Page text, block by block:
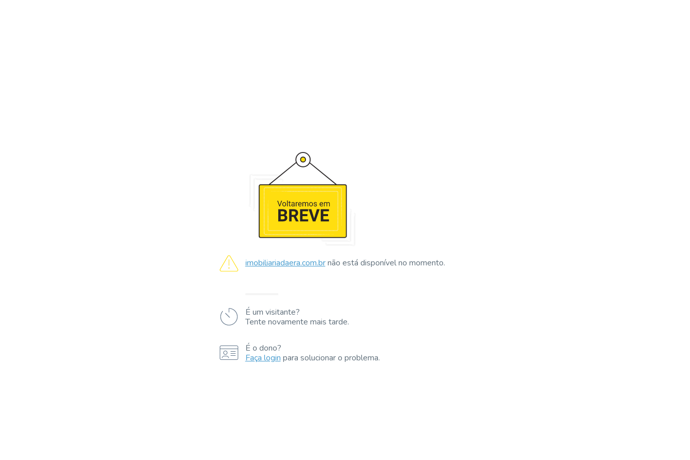
imobiliariadaera.com.brnão está disponível no momento.
É um visitante?
Tente novamente mais tarde.
É o dono?
Faça login para solucionar o problema.